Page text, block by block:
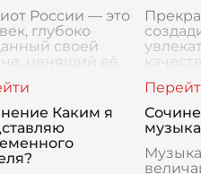
России — это
глубоко
своей
ценящий её
прошлое.
должен
свою страну
а
мире,
Каким я
музыка